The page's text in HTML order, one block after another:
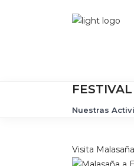
Nuestras
Visita